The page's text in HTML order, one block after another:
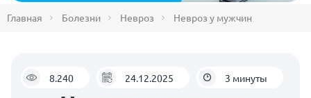
Главная Болезни Невроз Невроз у мужчин
8.240 24.12.2025 3 минуты